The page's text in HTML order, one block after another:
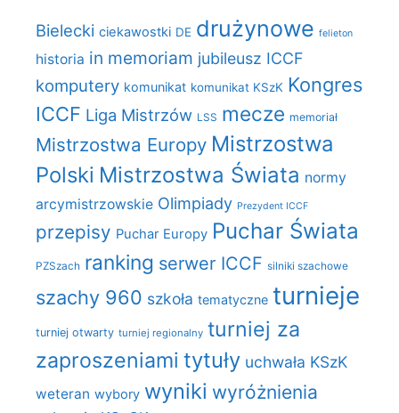
Bielecki ciekawostki DE drużynowe felieton
historia in memoriam jubileusz ICCF
komputery komunikat komunikat KSzK Kongres
ICCF Liga Mistrzów LSS mecze memoriał
Mistrzostwa Europy Mistrzostwa
Polski Mistrzostwa Świata normy
arcymistrzowskie Olimpiady Prezydent ICCF
przepisy Puchar Europy Puchar Świata
PZSzach ranking serwer ICCF silniki szachowe
szachy 960 szkoła tematyczne turnieje
turniej otwarty turniej regionalny turniej za
zaproszeniami tytuły uchwała KSzK
weteran wybory wyniki wyróżnienia